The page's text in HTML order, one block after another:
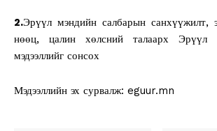
2.Эрүүл мэндийн салбарын санхүүжилт,
нөөц, цалин хөлсний талаарх Эрүүл
мэдээллийг сонсох
Мэдээллийн эх сурвалж: eguur.mn